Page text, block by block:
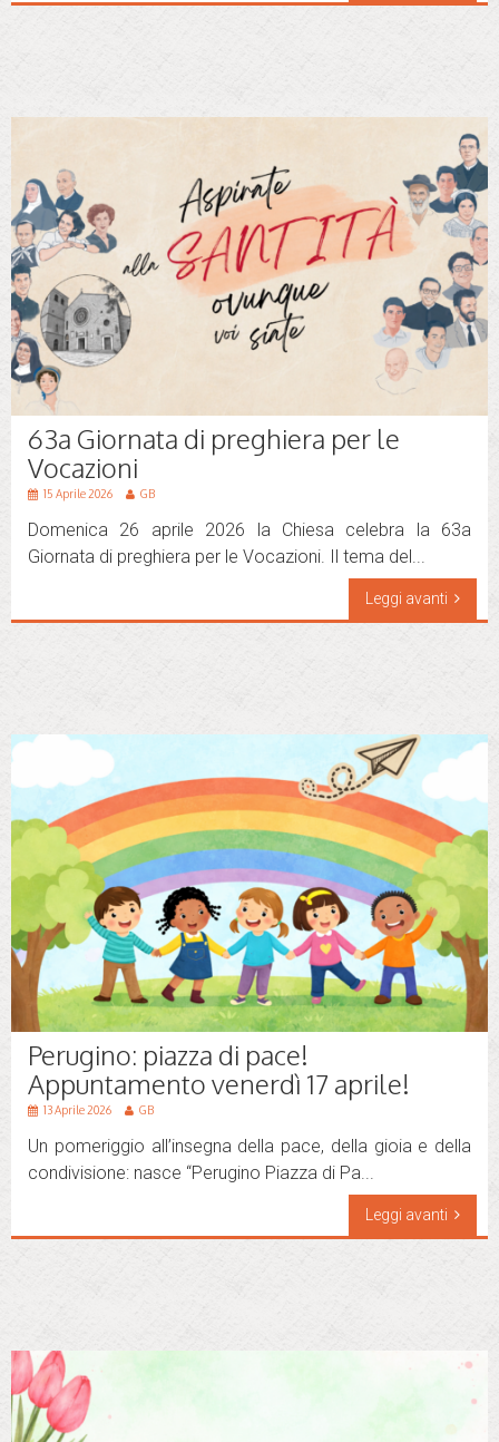
63a Giornata di preghiera per le
Vocazioni
15 Aprile 2026 GB
Domenica 26 aprile 2026 la Chiesa celebra la 63a
Giornata di preghiera per le Vocazioni. Il tema del...
Leggi avanti
Perugino: piazza di pace!
Appuntamento venerdì 17 aprile!
13 Aprile 2026 GB
Un pomeriggio all’insegna della pace, della gioia e della
condivisione: nasce “Perugino Piazza di Pa...
Leggi avanti